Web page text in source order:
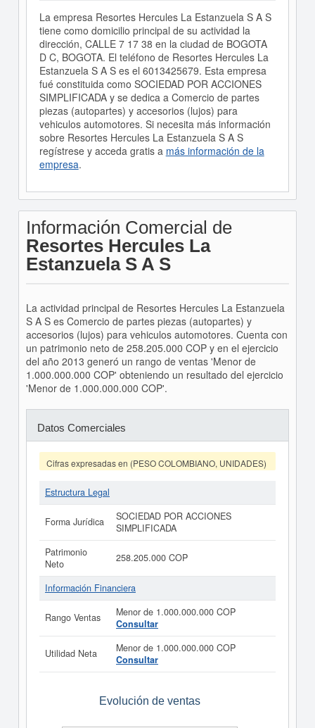
La empresa Resortes Hercules La Estanzuela S A S
tiene como domicilio principal de su actividad la
dirección, CALLE 7 17 38 en la ciudad de BOGOTA
D C, BOGOTA. El teléfono de Resortes Hercules La
Estanzuela S A S es el 6013425679. Esta empresa
fué constituida como SOCIEDAD POR ACCIONES
SIMPLIFICADA y se dedica a Comercio de partes
piezas (autopartes) y accesorios (lujos) para
vehiculos automotores. Si necesita más información
sobre Resortes Hercules La Estanzuela S A S
regístrese y acceda gratis a más información de la
empresa.
Información Comercial de
Resortes Hercules La
Estanzuela S A S
La actividad principal de Resortes Hercules La Estanzuela
S A S es Comercio de partes piezas (autopartes) y
accesorios (lujos) para vehiculos automotores. Cuenta con
un patrimonio neto de 258.205.000 COP y en el ejercicio
del año 2013 generó un rango de ventas 'Menor de
1.000.000.000 COP' obteniendo un resultado del ejercicio
'Menor de 1.000.000.000 COP'.
Datos Comerciales
Cifras expresadas en (PESO COLOMBIANO, UNIDADES)
Estructura Legal
Forma Jurídica
SOCIEDAD POR ACCIONES
SIMPLIFICADA
Patrimonio
Neto
258.205.000 COP
Información Financiera
Rango Ventas
Menor de 1.000.000.000 COP
Consultar
Utilidad Neta
Menor de 1.000.000.000 COP
Consultar
Evolución de ventas